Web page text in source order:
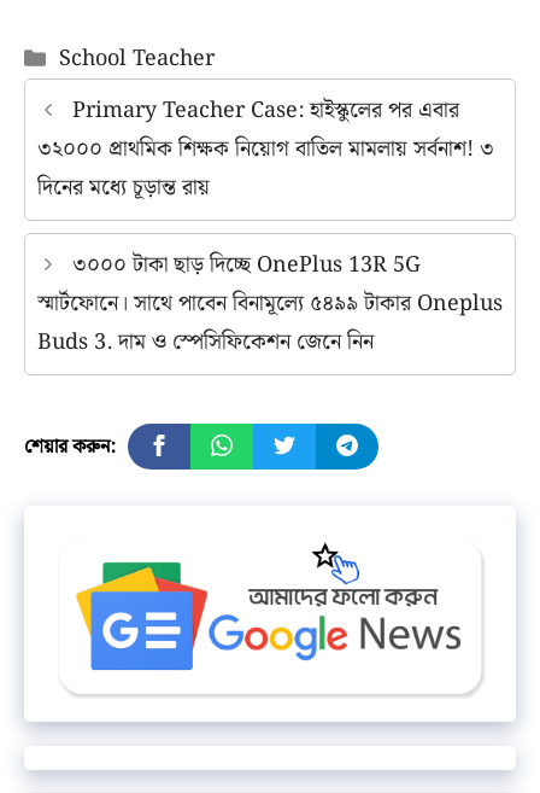
Categories
School Teacher
Primary Teacher Case: হাইস্কুলের পর এবার
৩২০০০ প্রাথমিক শিক্ষক নিয়োগ বাতিল মামলায় সর্বনাশ! ৩
দিনের মধ্যে চূড়ান্ত রায়
৩০০০ টাকা ছাড় দিচ্ছে OnePlus 13R 5G
স্মার্টফোনে। সাথে পাবেন বিনামূল্যে ৫৪৯৯ টাকার Oneplus
Buds 3. দাম ও স্পেসিফিকেশন জেনে নিন
শেয়ার করুন: